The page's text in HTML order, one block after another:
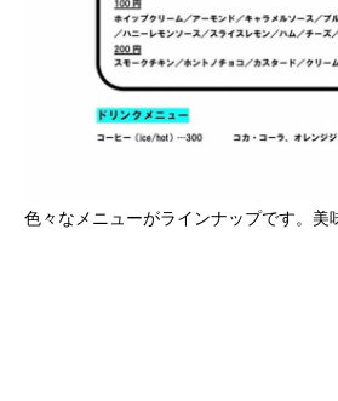
色々なメニューがラインナップです。美